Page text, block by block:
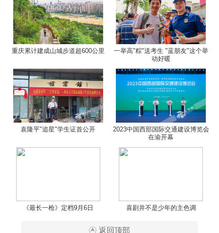
重庆累计建成山城步道超600公里
一举高"粽"送考生 "蓝朋友"这个举
动好暖
袁隆平"追星"学生证首公开
2023中国西部国际交通建设博览会
在渝开幕
《最长一枪》定档9月6日 喜剧并不是少年的主色调
返回顶部